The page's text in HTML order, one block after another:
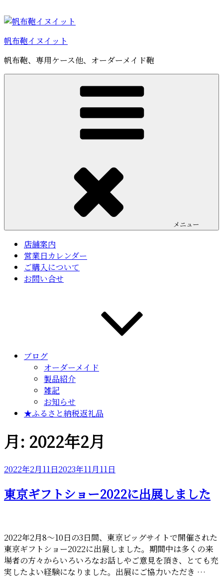
ン
ン
ツ
へ
ス
帆布鞄イヌイット
帆布鞄、専用ケース他、オーダーメイド鞄
メニュー
店舗案内
営業日カレンダー
ご購入について
お問い合せ
ブログ
オーダーメイド
製品紹介
雑記
お知らせ
★ふるさと納税返礼品
月: 2022年2月
投
日:
2022年2月11日2023年11月11日
東京ギフトショー2022に出展しました
2022年2月8～10日の3日間、東京ビッグサイトで開催された
東京ギフトショー2022に出展しました。期間中は多くの来
場者の方々からいろいろなお話しやご意見を頂き、とても充
実したよい経験になりました。出展にご協力いただき …